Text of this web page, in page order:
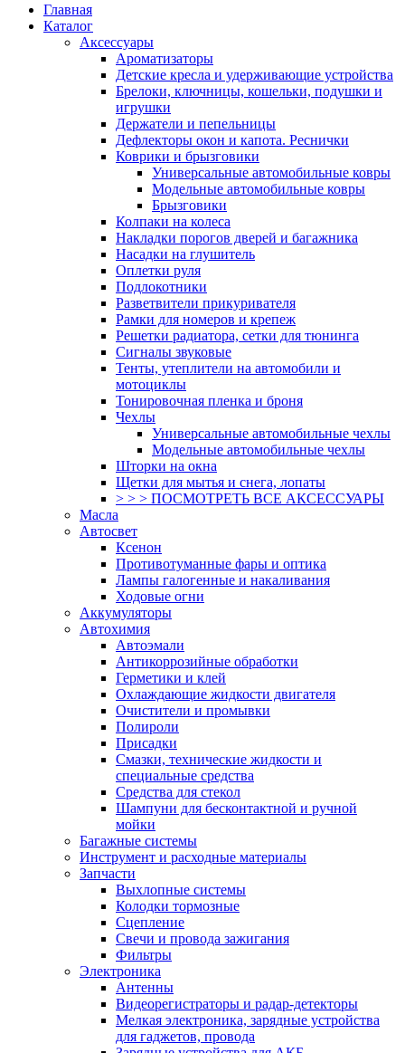
Главная
Каталог
Аксессуары
Ароматизаторы
Детские кресла и удерживающие устройства
Брелоки, ключницы, кошельки, подушки и
игрушки
Держатели и пепельницы
Дефлекторы окон и капота. Реснички
Коврики и брызговики
Универсальные автомобильные ковры
Модельные автомобильные ковры
Брызговики
Колпаки на колеса
Накладки порогов дверей и багажника
Насадки на глушитель
Оплетки руля
Подлокотники
Разветвители прикуривателя
Рамки для номеров и крепеж
Решетки радиатора, сетки для тюнинга
Сигналы звуковые
Тенты, утеплители на автомобили и
мотоциклы
Тонировочная пленка и броня
Чехлы
Универсальные автомобильные чехлы
Модельные автомобильные чехлы
Шторки на окна
Щетки для мытья и снега, лопаты
> > > ПОСМОТРЕТЬ ВСЕ АКСЕССУАРЫ
Масла
Автосвет
Ксенон
Противотуманные фары и оптика
Лампы галогенные и накаливания
Ходовые огни
Аккумуляторы
Автохимия
Автоэмали
Антикоррозийные обработки
Герметики и клей
Охлаждающие жидкости двигателя
Очистители и промывки
Полироли
Присадки
Смазки, технические жидкости и
специальные средства
Средства для стекол
Шампуни для бесконтактной и ручной
мойки
Багажные системы
Инструмент и расходные материалы
Запчасти
Выхлопные системы
Колодки тормозные
Сцепление
Свечи и провода зажигания
Фильтры
Электроника
Антенны
Видеорегистраторы и радар-детекторы
Мелкая электроника, зарядные устройства
для гаджетов, провода